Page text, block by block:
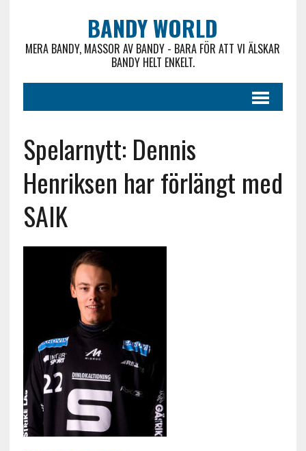
BANDY WORLD
MERA BANDY, MASSOR AV BANDY - BARA FÖR ATT VI ÄLSKAR
BANDY HELT ENKELT.
Spelarnytt: Dennis
Henriksen har förlängt med
SAIK